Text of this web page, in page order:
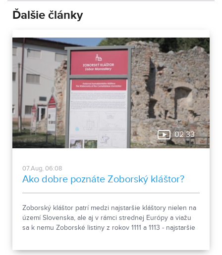
Ďalšie články
02:33
07.Aug, 06:08
Ako dobre poznáte Zoborský kláštor?
Zoborský kláštor patrí medzi najstaršie kláštory nielen na
území Slovenska, ale aj v rámci strednej Európy a viažu
sa k nemu Zoborské listiny z rokov 1111 a 1113 - najstaršie